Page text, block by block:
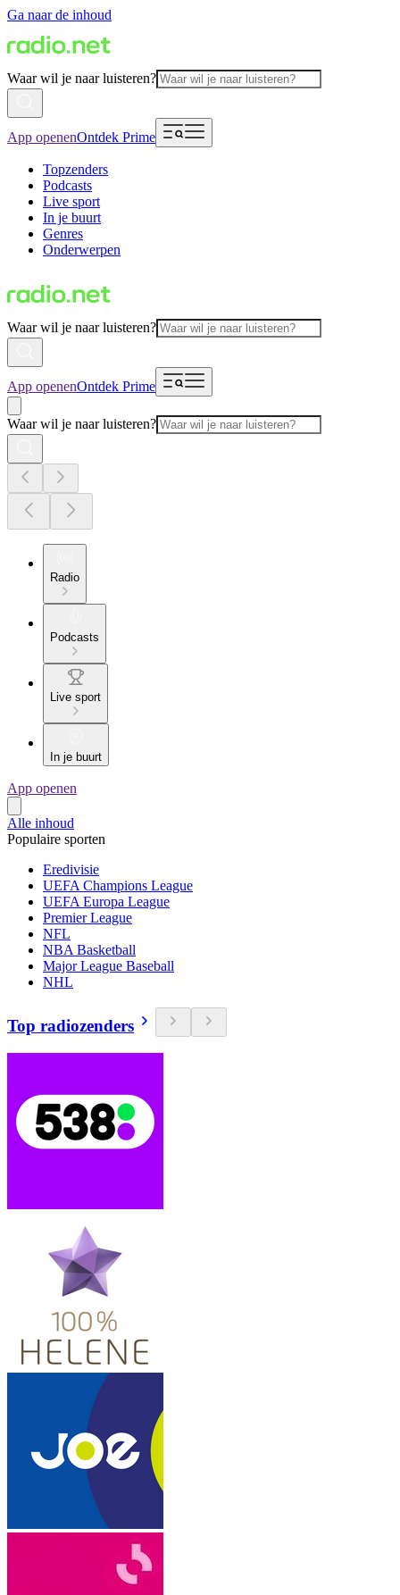
Ga naar de inhoud
Waar wil je naar luisteren?
App openenOntdek Prime
Topzenders
Podcasts
Live sport
In je buurt
Genres
Onderwerpen
Waar wil je naar luisteren?
App openenOntdek Prime
Waar wil je naar luisteren?
Radio
Podcasts
Live sport
In je buurt
App openen
Alle inhoud
Populaire sporten
Eredivisie
UEFA Champions League
UEFA Europa League
Premier League
NFL
NBA Basketball
Major League Baseball
NHL
Top radiozenders